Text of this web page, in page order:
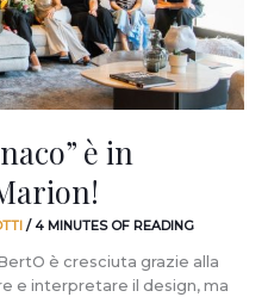
è in
/4 MINUTES OF READING
è cresciuta grazie alla
e interpretare il design, ma